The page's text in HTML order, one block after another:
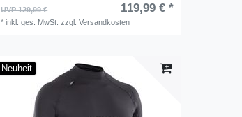
UVP 129,99 € 119,99 € *
*inkl. ges. MwSt. zzgl.Versandkosten
Neuheit